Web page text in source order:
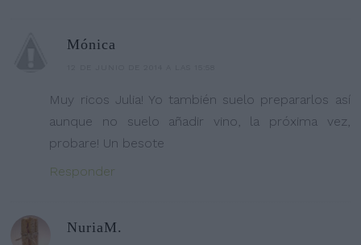
Mónica
Muy ricos Julia! Yo también suelo prepararlos así
aunque no suelo añadir vino, la próxima vez,
probare! Un besote
Responder
NuriaM.